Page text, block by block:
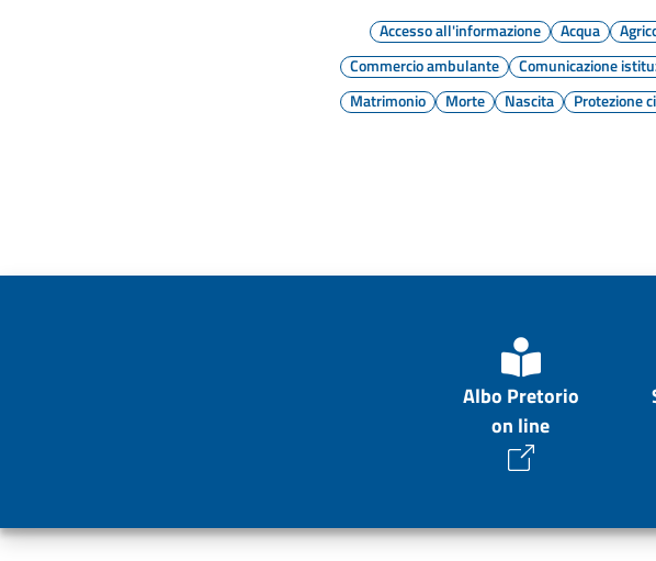
Accesso all'informazione
Acqua
Commercio ambulante
Comunicazione
Matrimonio
Morte Nascita Protezione
Albo Pretorio
on line